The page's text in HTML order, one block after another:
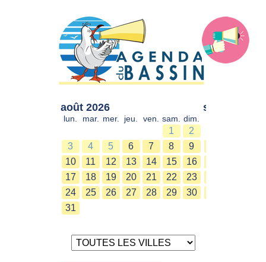
août 2026
lun. mar. mer. jeu. ven. sam. dim.
1
2
3
4 5 6 7 8
9
10
11 12 13 14 15
16
17
18 19 20 21 22
23
24
25 26 27 28 29
30
31
sept. 2026